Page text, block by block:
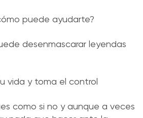
puede ayudarte?
desenmascarar leyendas
vida y toma el control
como si no y aunque a veces